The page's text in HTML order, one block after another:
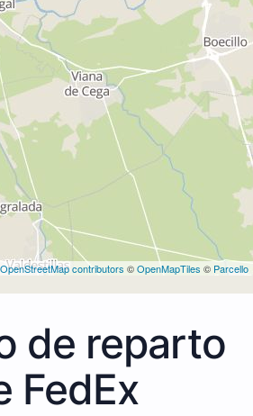
OpenStreetMap contributors ©OpenMapTiles © Parcello
de reparto
FedEx